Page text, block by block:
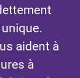
aident à
à